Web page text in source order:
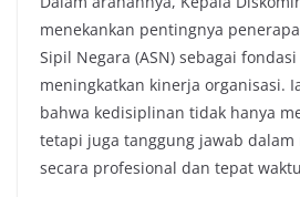
menekankan pentingnya
Sipil Negara (ASN) sebagai
meningkatkan kinerja organisasi.
bahwa kedisiplinan tidak hanya
tetapi juga tanggung jawab dalam
secara profesional dan tepat